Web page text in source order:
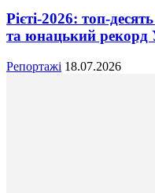
Рієті-2026: топ-
та юнацький рекорд
Репортажі 18.07.2026